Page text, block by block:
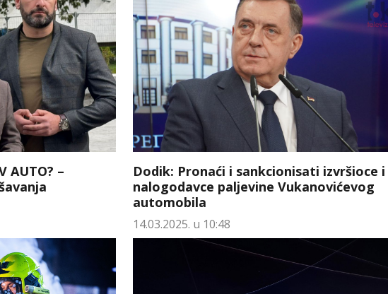
AUTO? –
Dodik: Pronaći i sankcionisati izvršioce i
nalogodavce paljevine Vukanovićevog
automobila
14.03.2025. u 10:48